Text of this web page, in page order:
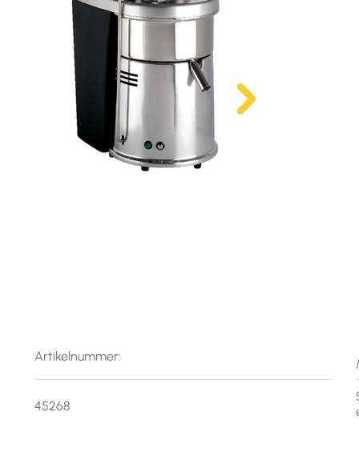
Artikelnummer:
45268